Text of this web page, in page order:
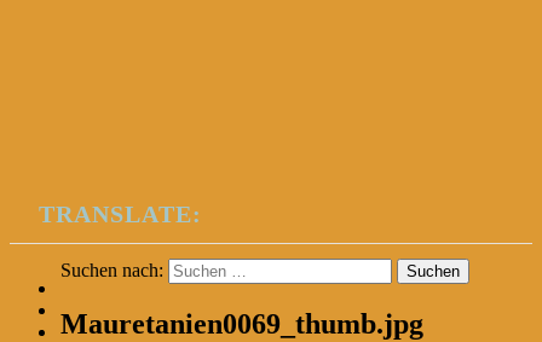
TRANSLATE:
Suchen nach:
Mauretanien0069_thumb.jpg